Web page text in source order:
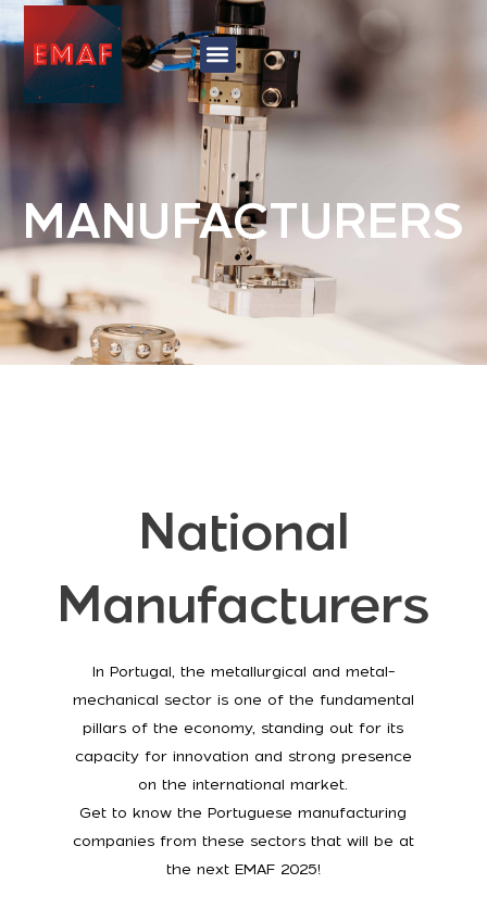
MANUFACTURERS
National
Manufacturers
In Portugal, the metallurgical and metal-
mechanical sector is one of the fundamental
pillars of the economy, standing out for its
capacity for innovation and strong presence
on the international market.
Get to know the Portuguese manufacturing
companies from these sectors that will be at
the next EMAF 2025!